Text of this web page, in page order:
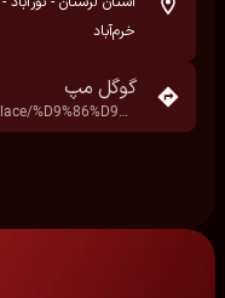
خرم‌آباد
گوگل مپ
https://www.google.com/maps/place/%D9%86%D9%85%D8%A7%DB%8C%D9%86%D8%AF%DA%AF%DB%8C+%D9%85%D8%AF%DB%8C%D8%B1%D8%A7%D9%86+%D8%AE%D9%88%D8%AF%D8%B1%D9%88+%DA%A9%D8%A7%D8%B8%D9%85%DB%8C%D8%A7%D9%86+%DA%A9%D8%AF+%DB%B4%DB%B3%DB%B2%E2%80%AD/@34.0464613,47.9950615,17z/data=!3m1!4b1!4m6!3m5!1s0x3fefc9a945c36847:0x9098b574d22bd719!8m2!3d34.0464613!4d47.9950615!16s%2Fg%2F11v5tj9f85